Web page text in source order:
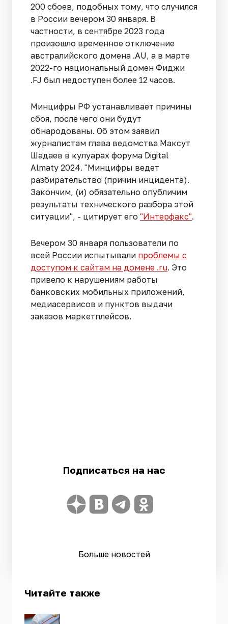
200 сбоев, подобных тому, что случился
в России вечером 30 января. В
частности, в сентябре 2023 года
произошло временное отключение
австралийского домена .AU, а в марте
2022-го национальный домен Фиджи
.FJ был недоступен более 12 часов.
Минцифры РФ устанавливает причины
сбоя, после чего они будут
обнародованы. Об этом заявил
журналистам глава ведомства Максут
Шадаев в кулуарах форума Digital
Almaty 2024. "Минцифры ведет
разбирательство (причин инцидента).
Закончим, (и) обязательно опубличим
результаты технического разбора этой
ситуации", - цитирует его "Интерфакс".
Вечером 30 января пользователи по
всей России испытывали проблемы с
доступом к сайтам на домене .ru. Это
привело к нарушениям работы
банковских мобильных приложений,
медиасервисов и пунктов выдачи
заказов маркетплейсов.
Подписаться на нас
Больше новостей
Читайте также